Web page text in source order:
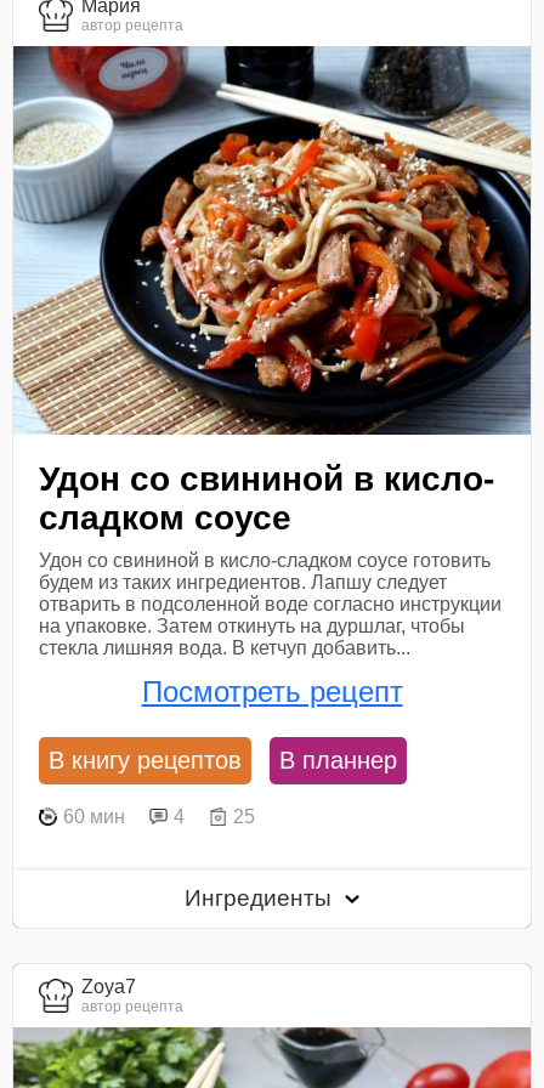
Мария
автор рецепта
Удон со свининой в кисло-
сладком соусе
Удон со свининой в кисло-сладком соусе готовить
будем из таких ингредиентов. Лапшу следует
отварить в подсоленной воде согласно инструкции
на упаковке. Затем откинуть на дуршлаг, чтобы
стекла лишняя вода. В кетчуп добавить...
Посмотреть рецепт
В книгу рецептов В планнер
60 мин 4 25
Ингредиенты
Zoya7
автор рецепта